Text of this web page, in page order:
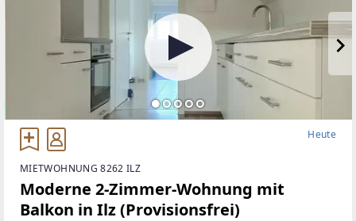
Heute
MIETWOHNUNG 8262 ILZ
Moderne 2-Zimmer-Wohnung mit
Balkon in Ilz (Provisionsfrei)